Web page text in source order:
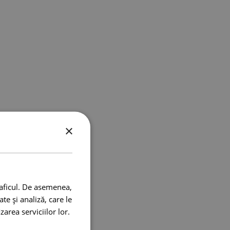
×
De asemenea,
și analiză, care le
serviciilor lor.